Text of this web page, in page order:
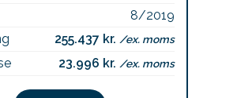
8/2019
255.437 kr./ex. moms
23.996 kr./ex. moms